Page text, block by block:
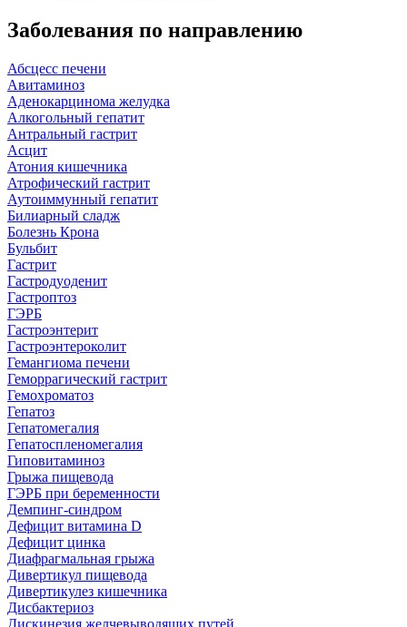
Заболевания по направлению
Абсцесс печени
Авитаминоз
Аденокарцинома желудка
Алкогольный гепатит
Антральный гастрит
Асцит
Атония кишечника
Атрофический гастрит
Аутоиммунный гепатит
Билиарный сладж
Болезнь Крона
Бульбит
Гастрит
Гастродуоденит
Гастроптоз
ГЭРБ
Гастроэнтерит
Гастроэнтероколит
Гемангиома печени
Геморрагический гастрит
Гемохроматоз
Гепатоз
Гепатомегалия
Гепатоспленомегалия
Гиповитаминоз
Грыжа пищевода
ГЭРБ при беременности
Демпинг-синдром
Дефицит витамина D
Дефицит цинка
Диафрагмальная грыжа
Дивертикул пищевода
Дивертикулез кишечника
Дисбактериоз
Дискинезия желчевыводящих путей